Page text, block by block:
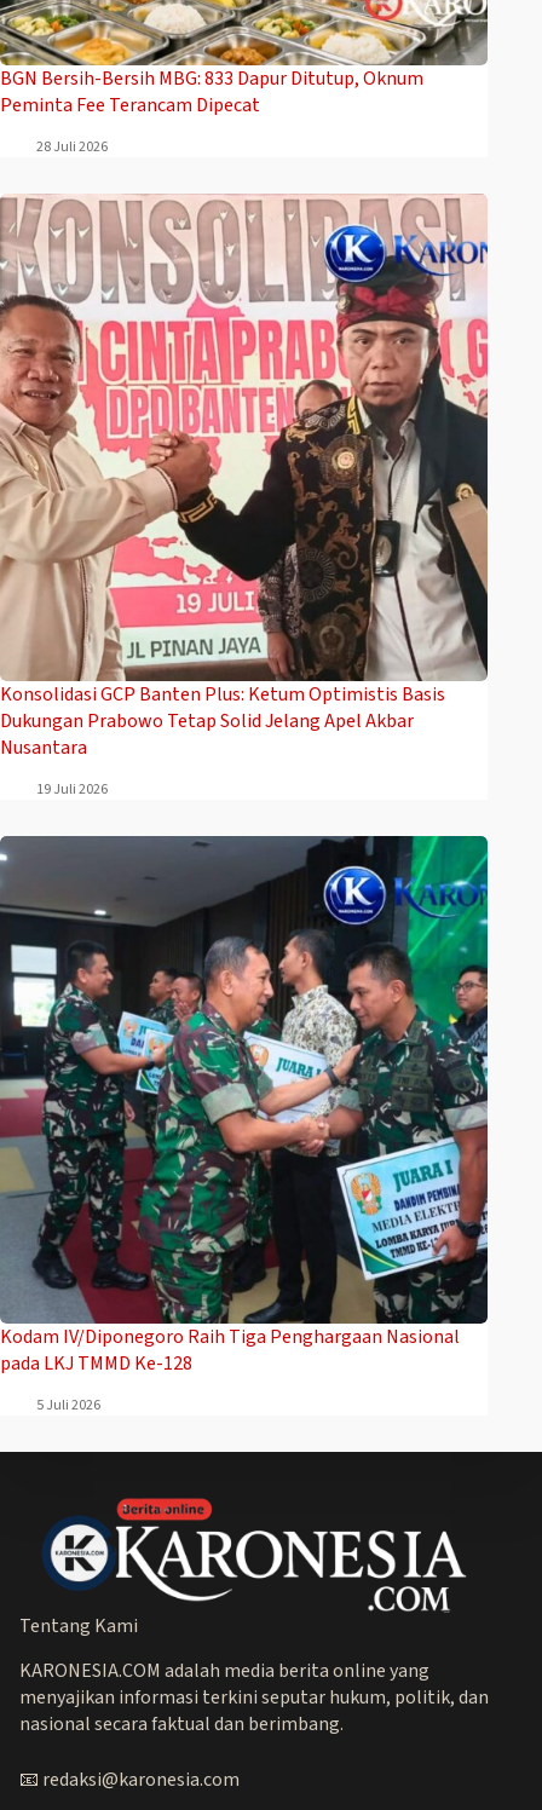
BGN Bersih-Bersih MBG: 833 Dapur Ditutup, Oknum
Peminta Fee Terancam Dipecat
28 Juli 2026
Konsolidasi GCP Banten Plus: Ketum Optimistis Basis
Dukungan Prabowo Tetap Solid Jelang Apel Akbar
Nusantara
19 Juli 2026
Kodam IV/Diponegoro Raih Tiga Penghargaan Nasional
pada LKJ TMMD Ke-128
5 Juli 2026
Tentang Kami
KARONESIA.COM adalah media berita online yang
menyajikan informasi terkini seputar hukum, politik, dan
nasional secara faktual dan berimbang.
📧 redaksi@karonesia.com